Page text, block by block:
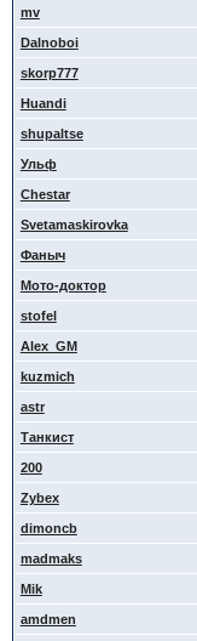
mv
Dalnoboi
skorp777
Huandi
shupaltse
Ульф
Сhestar
Svetamaskirovka
Фаныч
Мото-доктор
stofel
Alex_GM
kuzmich
astr
Танкист
200
Zybex
dimoncb
madmaks
Mik
amdmen